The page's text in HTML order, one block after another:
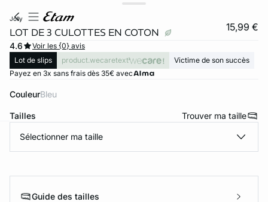
jolly
LOT DE 3 CULOTTES EN COTON 15,99 €
4.6
Voir les {0} avis
Lot de slips
product.wecaretext
Victime de son succès
Payez en 3x sans frais dès 35€ avec
Couleur bleu
Tailles Trouver ma taille
Sélectionner ma taille
Guide des tailles